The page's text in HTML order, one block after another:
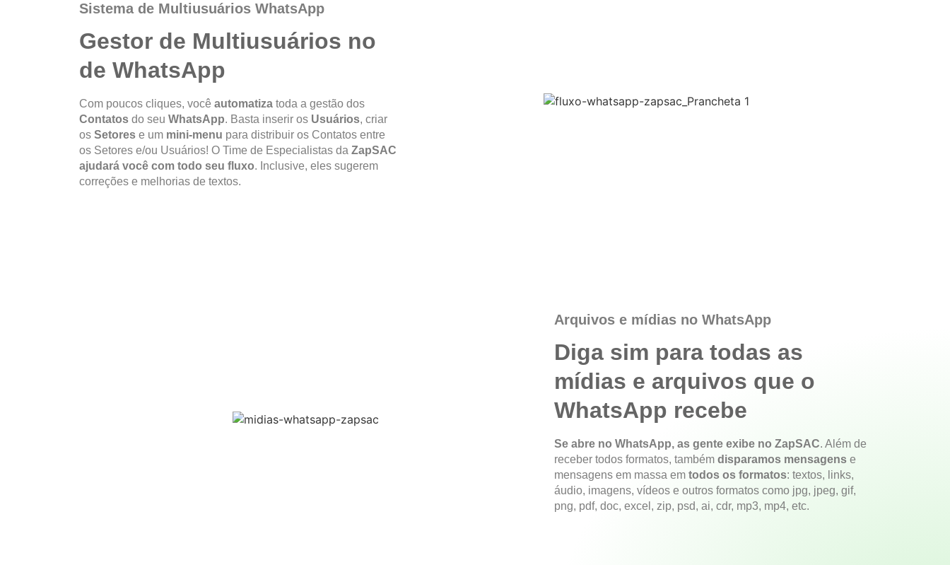
Sistema de Multiusuários WhatsApp
Gestor de Multiusuários no
de WhatsApp
Com poucos cliques, você automatiza toda a gestão dos
Contatos do seu WhatsApp. Basta inserir os Usuários, criar
os Setores e um mini-menu para distribuir os Contatos entre
os Setores e/ou Usuários! O Time de Especialistas da ZapSAC
ajudará você com todo seu fluxo. Inclusive, eles sugerem
correções e melhorias de textos.
Arquivos e mídias no WhatsApp
Diga sim para todas as
mídias e arquivos que o
WhatsApp recebe
Se abre no WhatsApp, as gente exibe no ZapSAC. Além de
receber todos formatos, tambémdisparamos mensagens e
mensagens em massa emtodos os formatos: textos, links,
áudio, imagens, vídeos e outros formatos como jpg, jpeg, gif,
png, pdf, doc, excel, zip, psd, ai, cdr, mp3, mp4, etc.